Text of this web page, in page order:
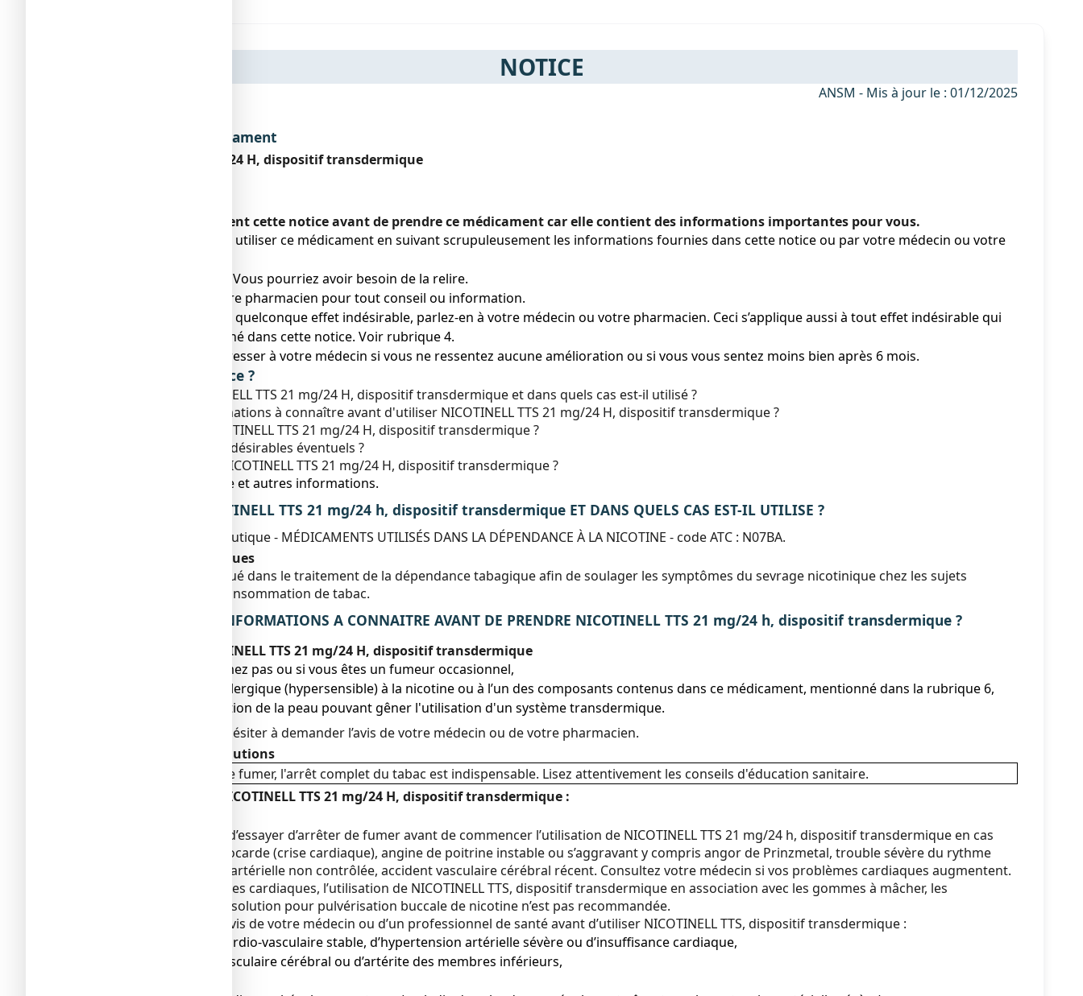
NOTICE
ANSM - Mis à jour le : 01/12/2025
Dénomination du médicament
NICOTINELL TTS 21 mg/24 H, dispositif transdermique
Veuillez lire attentivement cette notice avant de prendre ce médicament car elle contient des informations importantes pour vous.
● Vous devez toujours utiliser ce médicament en suivant scrupuleusement les informations fournies dans cette notice ou par votre médecin ou votre
● Gardez cette notice. Vous pourriez avoir besoin de la relire.
● Adressez-vous à votre pharmacien pour tout conseil ou information.
● Si vous ressentez un quelconque effet indésirable, parlez-en à votre médecin ou votre pharmacien. Ceci s’applique aussi à tout effet indésirable qui
ne serait pas mentionné dans cette notice. Voir rubrique 4.
● Vous devez vous adresser à votre médecin si vous ne ressentez aucune amélioration ou si vous vous sentez moins bien après 6 mois.
Que contient cette notice ?
1. Qu'est-ce que NICOTINELL TTS 21 mg/24 H, dispositif transdermique et dans quels cas est-il utilisé ?
2. Quelles sont les informations à connaître avant d'utiliser NICOTINELL TTS 21 mg/24 H, dispositif transdermique ?
3. Comment utiliser NICOTINELL TTS 21 mg/24 H, dispositif transdermique ?
4. Quels sont les effets indésirables éventuels ?
5. Comment conserver NICOTINELL TTS 21 mg/24 H, dispositif transdermique ?
6. Contenu de l’emballage et autres informations.
1. QU’EST-CE QUE NICOTINELL TTS 21 mg/24 h, dispositif transdermique ET DANS QUELS CAS EST-IL UTILISE ?
Classe pharmacothérapeutique - MÉDICAMENTS UTILISÉS DANS LA DÉPENDANCE À LA NICOTINE - code ATC : N07BA.
Indications thérapeutiques
Ce médicament est indiqué dans le traitement de la dépendance tabagique afin de soulager les symptômes du sevrage nicotinique chez les sujets
désireux d'arrêter leur consommation de tabac.
2. QUELLES SONT LES INFORMATIONS A CONNAITRE AVANT DE PRENDRE NICOTINELL TTS 21 mg/24 h, dispositif transdermique ?
N’utilisez jamais NICOTINELL TTS 21 mg/24 H, dispositif transdermique
● si vous ne fumez pas ou si vous êtes un fumeur occasionnel,
● si vous êtes allergique (hypersensible) à la nicotine ou à l’un des composants contenus dans ce médicament, mentionné dans la rubrique 6,
● en cas d'affection de la peau pouvant gêner l'utilisation d'un système transdermique.
En cas de doute, ne pas hésiter à demander l’avis de votre médecin ou de votre pharmacien.
Avertissements et précautions
Afin de réussir à arrêter de fumer, l'arrêt complet du tabac est indispensable. Lisez attentivement les conseils d'éducation sanitaire.
Faites attention avec NICOTINELL TTS 21 mg/24 H, dispositif transdermique :
Il vous est recommandé d’essayer d’arrêter de fumer avant de commencer l’utilisation de NICOTINELL TTS 21 mg/24 h, dispositif transdermique en cas
d’infarctus récent du myocarde (crise cardiaque), angine de poitrine instable ou s’aggravant y compris angor de Prinzmetal, trouble sévère du rythme
cardiaque, hypertension artérielle non contrôlée, accident vasculaire cérébral récent. Consultez votre médecin si vos problèmes cardiaques augmentent.
Si vous avez des problèmes cardiaques, l’utilisation de NICOTINELL TTS, dispositif transdermique en association avec les gommes à mâcher, les
comprimés à sucer ou la solution pour pulvérisation buccale de nicotine n’est pas recommandée.
Vous devez demander l’avis de votre médecin ou d’un professionnel de santé avant d’utiliser NICOTINELL TTS, dispositif transdermique :
● en cas de maladie cardio-vasculaire stable, d’hypertension artérielle sévère ou d’insuffisance cardiaque,
● en cas de trouble vasculaire cérébral ou d’artérite des membres inférieurs,